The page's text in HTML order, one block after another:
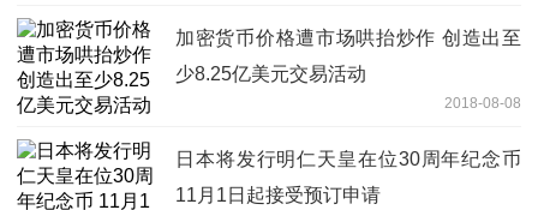
加密货币价格遭市场哄抬炒作 创造出至
少8.25亿美元交易活动
2018-08-08
日本将发行明仁天皇在位30周年纪念币
11月1日起接受预订申请